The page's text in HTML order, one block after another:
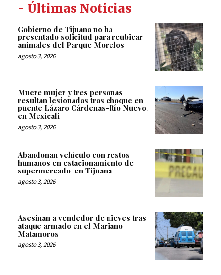
- Últimas Noticias
Gobierno de Tijuana no ha
presentado solicitud para reubicar
animales del Parque Morelos
agosto 3, 2026
Muere mujer y tres personas
resultan lesionadas tras choque en
puente Lázaro Cárdenas-Río Nuevo,
en Mexicali
agosto 3, 2026
Abandonan vehículo con restos
humanos en estacionamiento de
supermercado en Tijuana
agosto 3, 2026
Asesinan a vendedor de nieves tras
ataque armado en el Mariano
Matamoros
agosto 3, 2026